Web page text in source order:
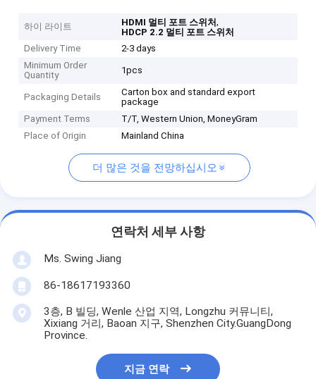
하이 라이트 HDMI 멀티 포트 스위처,
HDCP 2.2 멀티 포트 스위처
Delivery Time
2-3 days
Minimum Order
Quantity
1pcs
Packaging Details
Carton box and standard export
package
Payment Terms
T/T, Western Union, MoneyGram
Place of Origin
Mainland China
더 많은 것을 전망하십시오
연락처 세부 사항
Ms. Swing Jiang
86-18617193360
3층, B 빌딩, Wenle 산업 지역, Longzhu 커뮤니티,
Xixiang 거리, Baoan 지구, Shenzhen City.GuangDong
Province.
지금 연락